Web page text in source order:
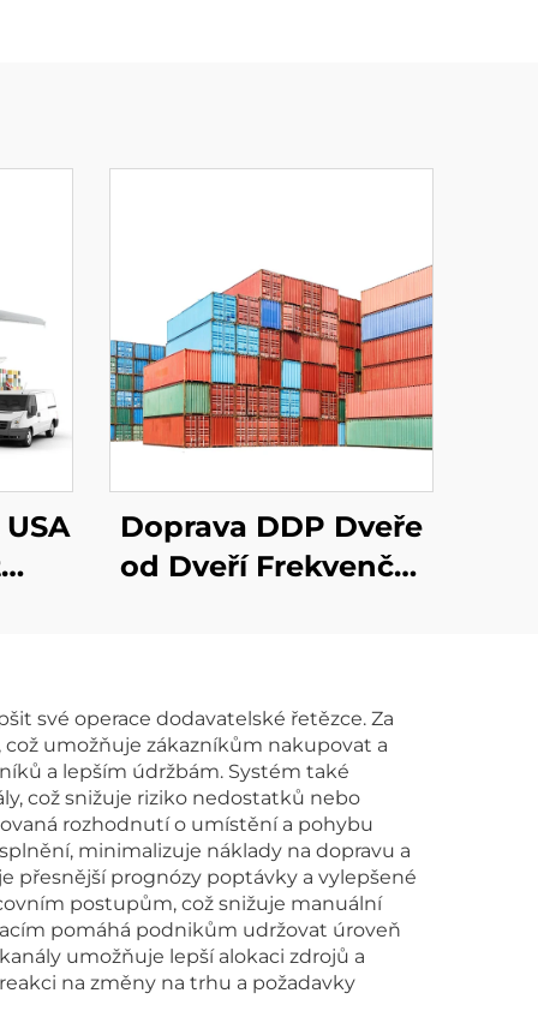
Doprava DDP Dveře
od Dveří Frekvenční
USA
své operace dodavatelské řetězce. Za
umožňuje zákazníkům nakupovat a
a lepším údržbám. Systém také
což snižuje riziko nedostatků nebo
rozhodnutí o umístění a pohybu
minimalizuje náklady na dopravu a
přesnější prognózy poptávky a vylepšené
postupům, což snižuje manuální
pomáhá podnikům udržovat úroveň
umožňuje lepší alokaci zdrojů a
na změny na trhu a požadavky